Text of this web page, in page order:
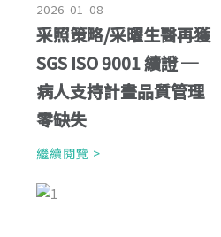
2026-01-08
采照策略/采曜生醫再獲
SGS ISO 9001 續證 ─
病人支持計畫品質管理
零缺失
繼續閱覽 >